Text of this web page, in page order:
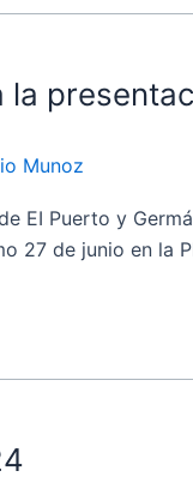
la
Munoz
EI Puerto y
de junio en la